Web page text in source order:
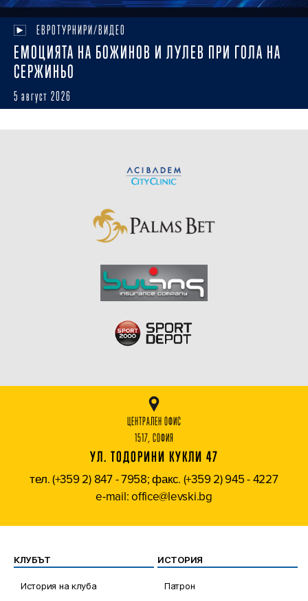
ЕВРОТУРНИРИ/ВИДЕО
ЕМОЦИЯТА НА БОЖИНОВ И ЛУЛЕВ ПРИ ГОЛА НА
СЕРЖИНЬО
5 август 2026
ЦЕНТРАЛЕН ОФИС
1517, СОФИЯ
УЛ. ТОДОРИНИ КУКЛИ 47
тел. (+359 2) 847 - 7958; факс. (+359 2) 945 - 4227
e-mail: office@levski.bg
КЛУБЪТ
История на клуба
ИСТОРИЯ
Патрон